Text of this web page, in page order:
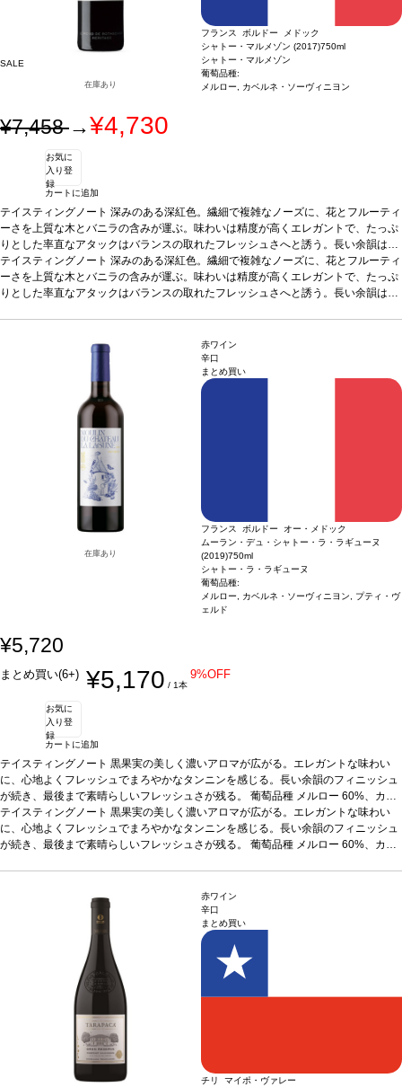
SALE
在庫あり
フランス ボルドー メドック
シャトー・マルメゾン (2017)750ml
シャトー・マルメゾン
葡萄品種:
メルロー, カベルネ・ソーヴィニヨン
¥7,458→¥4,730
お気に
入り登
録
カートに追加
テイスティングノート 深みのある深紅色。繊細で複雑なノーズに、花とフルーティ
ーさを上質な木とバニラの含みが運ぶ。味わいは精度が高くエレガントで、たっぷ
りとした率直なアタックはバランスの取れたフレッシュさへと誘う。長い余韻は心
地よく、熟したタンニンを含む後味。15年程の高い熟成ポテンシャルを持ち、また
若いうちからも愉しめる逸品。合う料理グリルした肉、ソース添えの肉料理、チ
ーズの盛り合わせなどと好相性葡萄品種メルロー 80%、カベルネ・ソーヴィニヨ
テイスティングノート 深みのある深紅色。繊細で複雑なノーズに、花とフルーティ
ーさを上質な木とバニラの含みが運ぶ。味わいは精度が高くエレガントで、たっぷ
りとした率直なアタックはバランスの取れたフレッシュさへと誘う。長い余韻は心
ーズの盛り合わせなどと好相性
メルロー 80%、カベルネ・ソーヴィニヨ
*本ヴィンテージが在庫切れの場合、在庫があり価格が同様の場合は自動的
に次のヴィンテージに変更されます、ご了承ください。
在庫あり
赤ワイン
辛口
まとめ買い
フランス ボルドー オー・メドック
ムーラン・デュ・シャトー・ラ・ラギューヌ
(2019)750ml
シャトー・ラ・ラギューヌ
葡萄品種:
メルロー, カベルネ・ソーヴィニヨン, プティ・ヴ
ェルド
¥5,720
まとめ買い(6+) ¥5,170 / 1本
9%OFF
お気に
入り登
録
カートに追加
テイスティングノート 黒果実の美しく濃いアロマが広がる。エレガントな味わい
に、心地よくフレッシュでまろやかなタンニンを感じる。長い余韻のフィニッシュ
が続き、最後まで素晴らしいフレッシュさが残る。 葡萄品種 メルロー 60%、カベ
ルネ・ソーヴィニヨン 33%、プティ・ヴェルド 7%認証ビオディヴァン、エコサ
ート
テイスティングノート 黒果実の美しく濃いアロマが広がる。エレガントな味わい
に、心地よくフレッシュでまろやかなタンニンを感じる。長い余韻のフィニッシュ
が続き、最後まで素晴らしいフレッシュさが残る。 葡萄品種 メルロー 60%、カベ
赤ワイン
辛口
まとめ買い
チリ マイポ・ヴァレー